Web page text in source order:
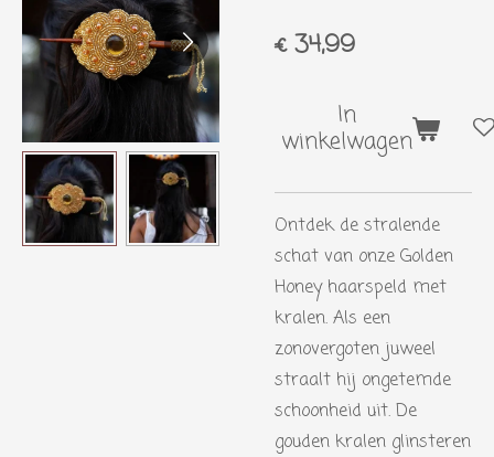
€ 34,99
In
winkelwagen
Ontdek de stralende
schat van onze Golden
Honey haarspeld met
kralen. Als een
zonovergoten juweel
straalt hij ongetemde
schoonheid uit. De
gouden kralen glinsteren